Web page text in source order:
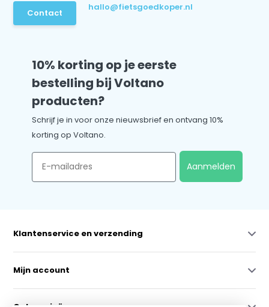
Contact
hallo@fietsgoedkoper.nl
10% korting op je eerste
bestelling bij Voltano
producten?
Schrijf je in voor onze nieuwsbrief en ontvang 10%
korting op Voltano.
Email
Aanmelden
Klantenservice en verzending
Mijn account